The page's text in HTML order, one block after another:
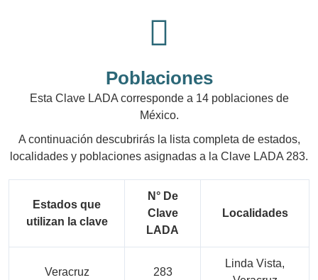
Poblaciones
Esta Clave LADA corresponde a 14 poblaciones de
México.
A continuación descubrirás la lista completa de estados,
localidades y poblaciones asignadas a la Clave LADA 283.
Estados que
utilizan la clave
N° De
Clave
LADA
Localidades
Veracruz 283
Linda Vista,